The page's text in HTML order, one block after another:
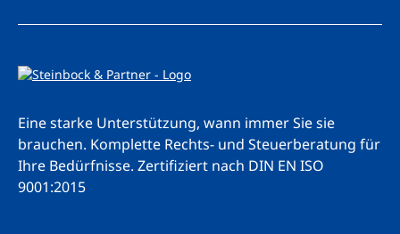
Eine starke Unterstützung, wann immer Sie sie
brauchen. Komplette Rechts- und Steuerberatung für
Ihre Bedürfnisse. Zertifiziert nach DIN EN ISO
9001:2015